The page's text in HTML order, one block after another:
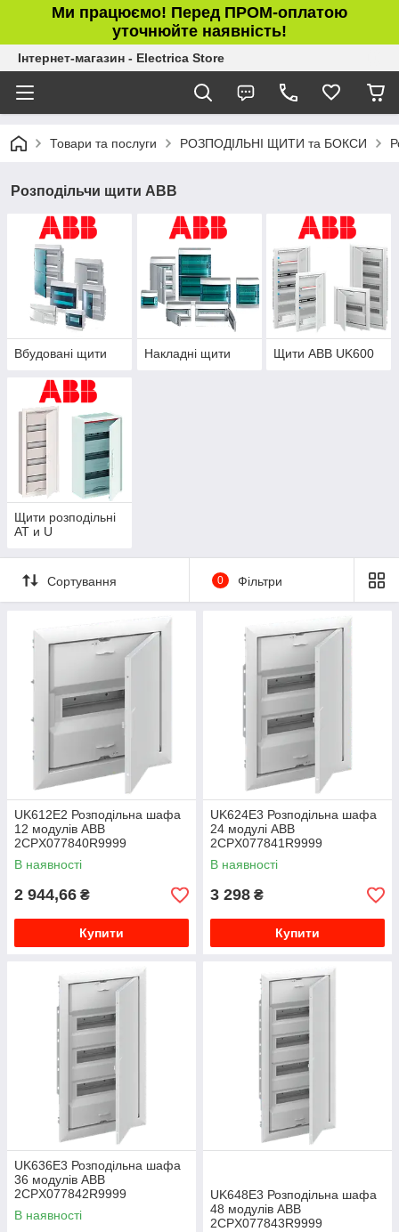
Ми працюємо! Перед ПРОМ-оплатою
уточнюйте наявність!
Інтернет-магазин - Electrica Store
Товари та послуги РОЗПОДІЛЬНІ ЩИТИ та БОКСИ
Розподільчи щити ABB
Вбудовані щити Накладні щити Щити ABB UK600
Щити розподільні
AT и U
Сортування 0 Фільтри
UK612E2 Розподiльна шафа
12 модулів ABB
2CPX077840R9999
В наявності
2 944,66 ₴
Купити
UK624E3 Розподiльна шафа
24 модулі ABB
2CPX077841R9999
В наявності
3 298 ₴
Купити
UK636E3 Розподiльна шафа
36 модулів ABB
2CPX077842R9999
В наявності
UK648E3 Розподiльна шафа
48 модулів ABB
2CPX077843R9999